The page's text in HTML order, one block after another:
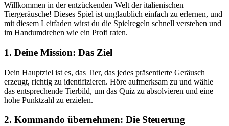
Willkommen in der entzückenden Welt der italienischen
Tiergeräusche! Dieses Spiel ist unglaublich einfach zu erlernen, und
mit diesem Leitfaden wirst du die Spielregeln schnell verstehen und
im Handumdrehen wie ein Profi raten.
1. Deine Mission: Das Ziel
Dein Hauptziel ist es, das Tier, das jedes präsentierte Geräusch
erzeugt, richtig zu identifizieren. Höre aufmerksam zu und wähle
das entsprechende Tierbild, um das Quiz zu absolvieren und eine
hohe Punktzahl zu erzielen.
2. Kommando übernehmen: Die Steuerung